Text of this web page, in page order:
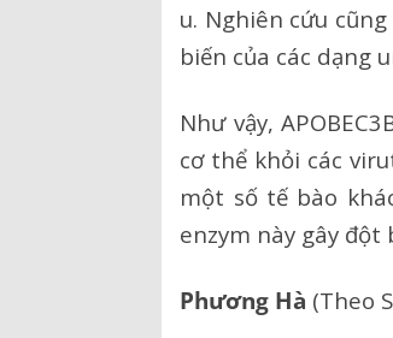
u. Nghiên cứu
biến của các dạng
Như vậy,
cơ thể khỏi các
một số tế bào
enzym này gây đột
Phương Hà (Theo